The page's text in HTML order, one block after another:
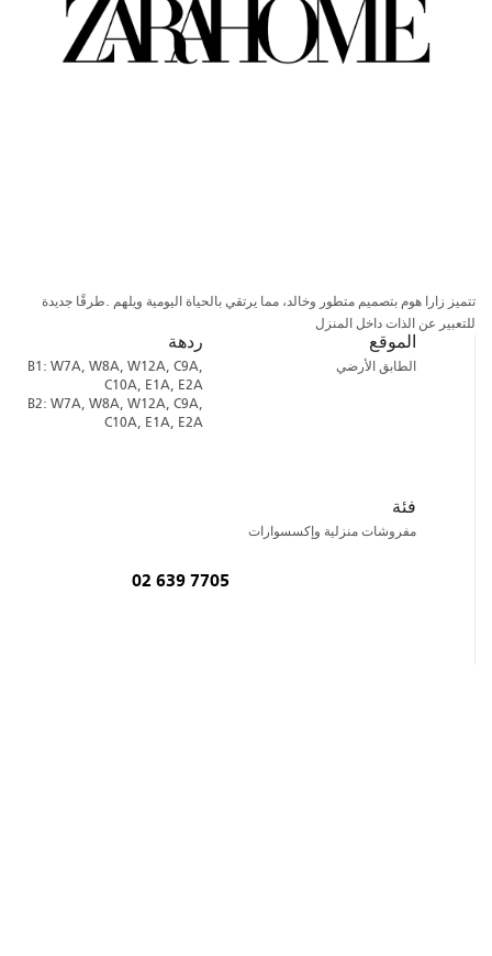
تتمیز زارا ھوم بتصمیم متطور وخالد، مما یرتقي بالحیاة الیومیة ویلھم .طرقًا جدیدة
للتعبیر عن الذات داخل المنزل
الموقع
الطابق الأرضي
ردهة
B1: W7A, W8A, W12A, C9A,
C10A, E1A, E2A
B2: W7A, W8A, W12A, C9A,
C10A, E1A, E2A
فئة
مفروشات منزلية وإكسسوارات
02 639 7705